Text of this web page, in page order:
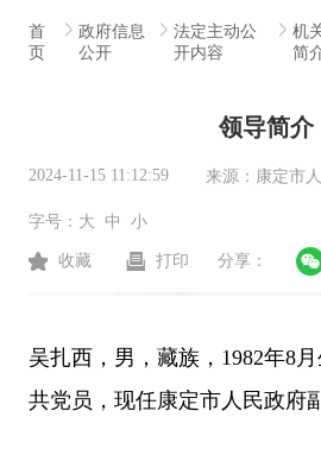
首
页
政府信息
公开
法定主动公
开内容
机
简
领导简介
2024-11-15 11:12:59 来源： 康定市
字号： 大 中 小
收藏 打印 分享：
吴扎西，男，藏族，1982年8
共党员， 现任康定市人民政府